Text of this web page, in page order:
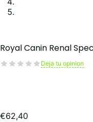
Royal Canin Renal
Deja tu opinion
€62,40